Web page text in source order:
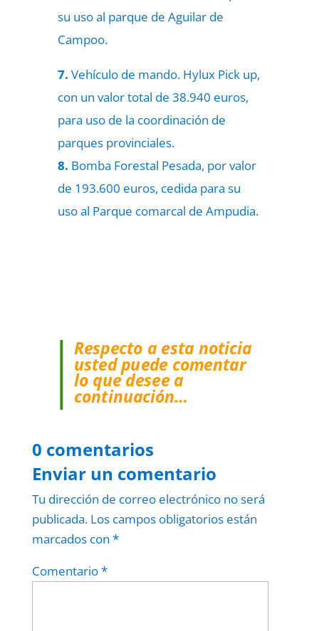
su uso al parque de Aguilar de
Campoo.
7. Vehículo de mando. Hylux Pick up,
con un valor total de 38.940 euros,
para uso de la coordinación de
parques provinciales.
8. Bomba Forestal Pesada, por valor
de 193.600 euros, cedida para su
uso al Parque comarcal de Ampudia.
Respecto a esta noticia
usted puede comentar
lo que desee a
continuación…
0 comentarios
Enviar un comentario
Tu dirección de correo electrónico no será
publicada. Los campos obligatorios están
marcados con *
Comentario*